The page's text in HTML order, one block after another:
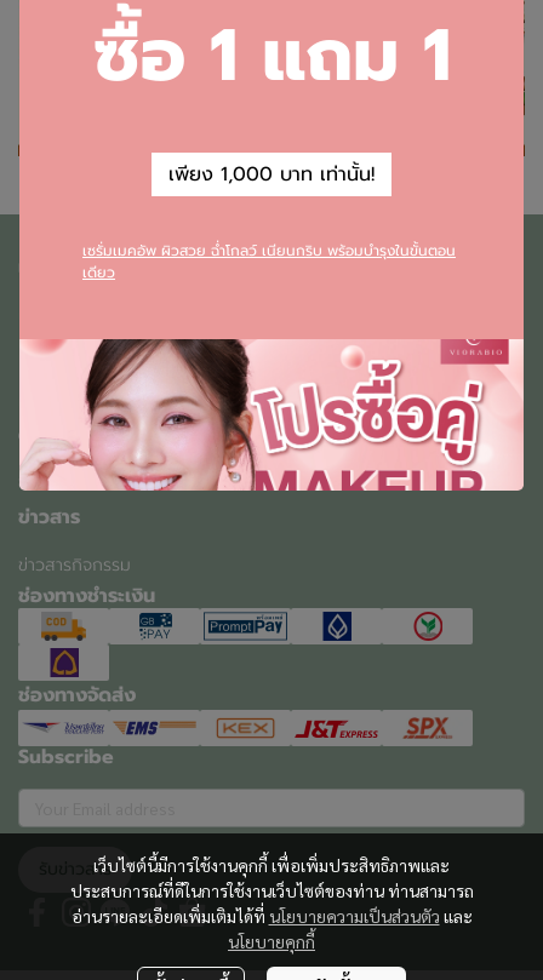
เว็บไซต์นี้มีการใช้งานคุกกี้ เพื่อเพิ่มประสิทธิภาพและ
ประสบการณ์ที่ดีในการใช้งานเว็บไซต์ของท่าน ท่านสามารถ
อ่านรายละเอียดเพิ่มเติมได้ที่ นโยบายความเป็นส่วนตัว และ
นโยบายคุกกี้
เกี่ยวกับเรา
บริการของเรา
ผลิตภัณฑ์
ติดต่อ
ช่องทางการติดต่อ
ข่าวสาร
ข่าวสารกิจกรรม
ช่องทางชำระเงิน
ช่องทางจัดส่ง
Subscribe
รับข่าวสาร
ซื้อ 1 แถม 1
เพียง 1,000 บาท เท่านั้น!
เซรั่มเมคอัพ ผิวสวย ฉ่ำโกลว์ เนียนกริบ พร้อมบำรุงในขั้นตอน
เดียว